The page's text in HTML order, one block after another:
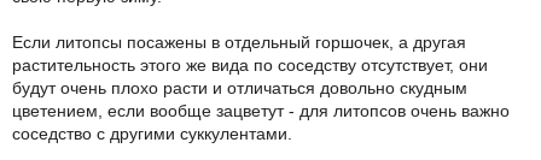
Если литопсы посажены в отдельный горшочек, а другая
растительность этого же вида по соседству отсутствует, они
будут очень плохо расти и отличаться довольно скудным
цветением, если вообще зацветут - для литопсов очень важно
соседство с другими суккулентами.